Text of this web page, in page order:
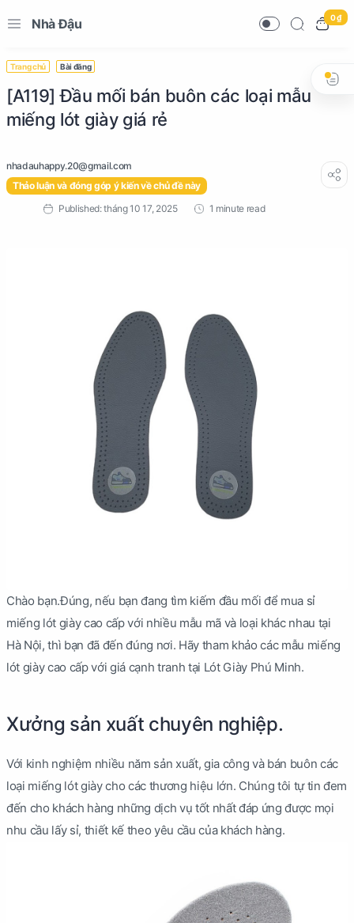
Nhà Đậu 0 ₫
Trang chủ Bài đăng
[A119] Đầu mối bán buôn các loại mẫu
miếng lót giày giá rẻ
Thảo luận và đóng góp ý kiến về chủ đề này
1 minute read
Chào bạn.Đúng, nếu bạn đang tìm kiếm đầu mối để mua sỉ
miếng lót giày cao cấp với nhiều mẫu mã và loại khác nhau tại
Hà Nội, thì bạn đã đến đúng nơi. Hãy tham khảo các mẫu miếng
lót giày cao cấp với giá cạnh tranh tại Lót Giày Phú Minh.
Xưởng sản xuất chuyên nghiệp.
Với kinh nghiệm nhiều năm sản xuất, gia công và bán buôn các
loại miếng lót giày cho các thương hiệu lớn. Chúng tôi tự tin đem
đến cho khách hàng những dịch vụ tốt nhất đáp ứng được mọi
nhu cầu lấy sỉ, thiết kế theo yêu cầu của khách hàng.